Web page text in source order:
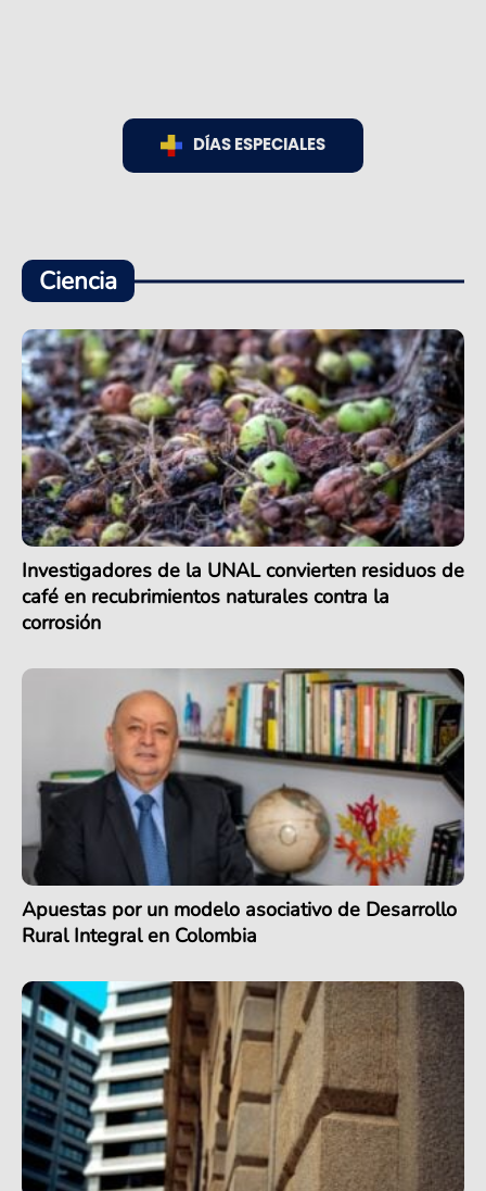
DÍAS ESPECIALES
Ciencia
Investigadores de la UNAL convierten residuos de
café en recubrimientos naturales contra la
corrosión
Apuestas por un modelo asociativo de Desarrollo
Rural Integral en Colombia